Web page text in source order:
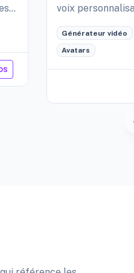
voix
Générateur vidéo
Avatars